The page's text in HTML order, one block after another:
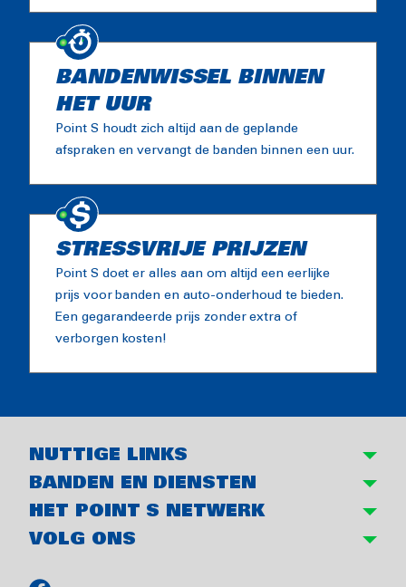
BANDENWISSEL BINNEN
HET UUR
Point S houdt zich altijd aan de geplande
afspraken en vervangt de banden binnen een uur.
STRESSVRIJE PRIJZEN
Point S doet er alles aan om altijd een eerlijke
prijs voor banden en auto-onderhoud te bieden.
Een gegarandeerde prijs zonder extra of
verborgen kosten!
NUTTIGE LINKS
BANDEN EN DIENSTEN
HET POINT S NETWERK
VOLG ONS